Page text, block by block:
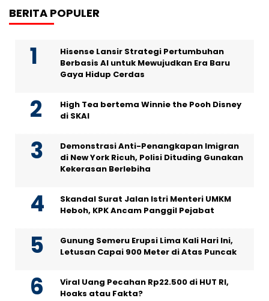
BERITA POPULER
Hisense Lansir Strategi Pertumbuhan
Berbasis AI untuk Mewujudkan Era Baru
Gaya Hidup Cerdas
High Tea bertema Winnie the Pooh Disney
di SKAI
Demonstrasi Anti-Penangkapan Imigran
di New York Ricuh, Polisi Dituding Gunakan
Kekerasan Berlebiha
Skandal Surat Jalan Istri Menteri UMKM
Heboh, KPK Ancam Panggil Pejabat
Gunung Semeru Erupsi Lima Kali Hari Ini,
Letusan Capai 900 Meter di Atas Puncak
Viral Uang Pecahan Rp22.500 di HUT RI,
Hoaks atau Fakta?